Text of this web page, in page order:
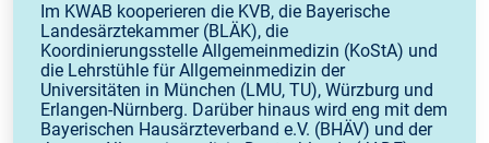
Im KWAB kooperieren die KVB, die Bayerische
Landesärztekammer (BLÄK), die
Koordinierungsstelle Allgemeinmedizin (KoStA) und
die Lehrstühle für Allgemeinmedizin der
Universitäten in München (LMU, TU), Würzburg und
Erlangen-Nürnberg. Darüber hinaus wird eng mit dem
Bayerischen Hausärzteverband e.V. (BHÄV) und der